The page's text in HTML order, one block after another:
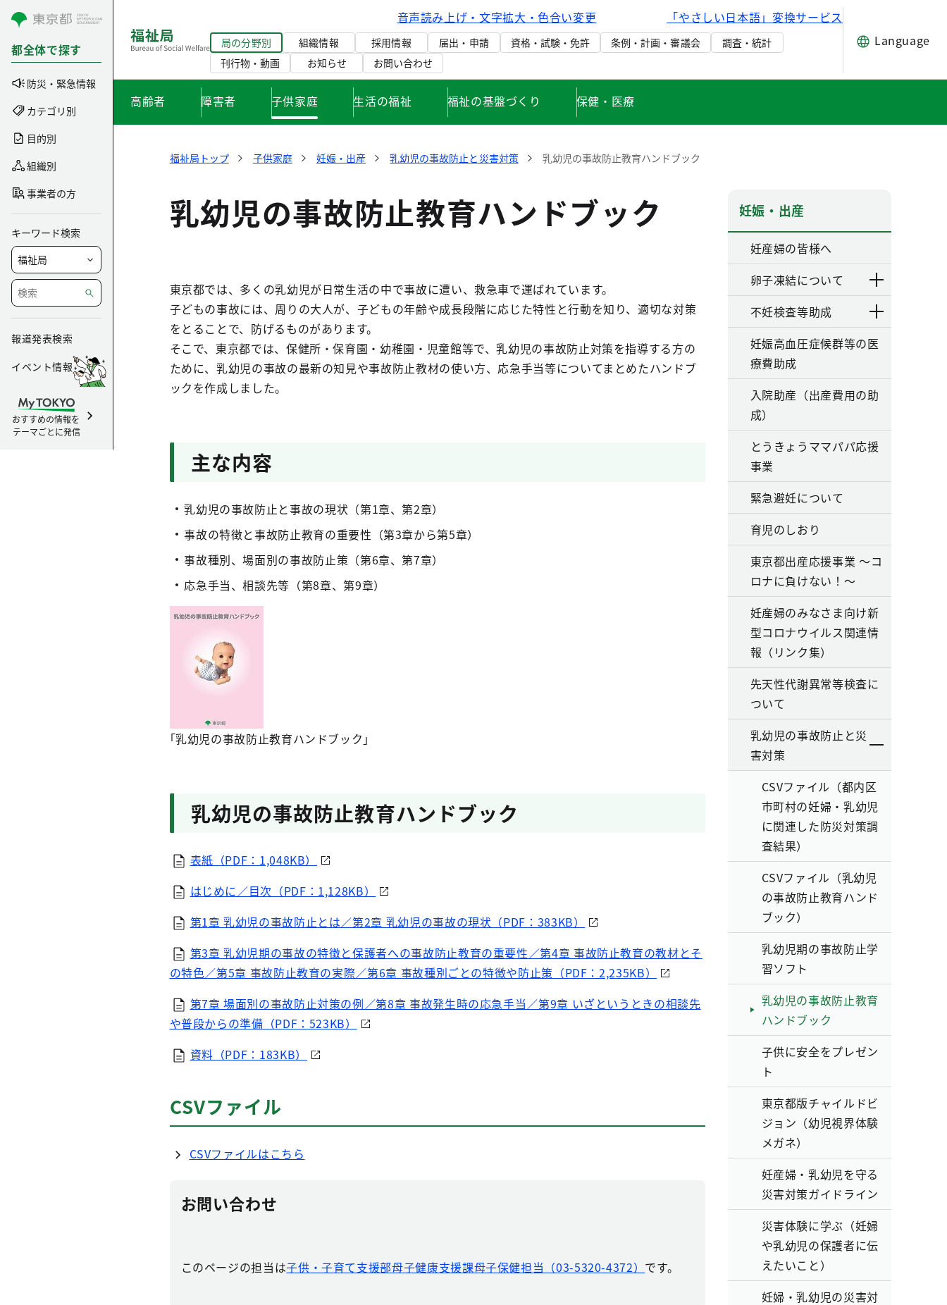
コンテンツにスキップ
都全体で探す
防災・緊急情報
カテゴリ別
目的別
組織別
事業者の方
キーワード検索
報道発表検索
イベント情報
おすすめの情報を
テーマごとに発信
音声読み上げ・文字拡大・色合い変更 「やさしい日本語」変換サービス
局の分野別 組織情報 採用情報 届出・申請 資格・試験・免許 条例・計画・審議会
調査・統計
刊行物・動画
お知らせ お問い合わせ
Language
高齢者 障害者 子供家庭 生活の福祉 福祉の基盤づくり 保健・医療
福祉局トップ 子供家庭 妊娠・出産 乳幼児の事故防止と災害対策 乳幼児の事故防止教育ハンドブック
乳幼児の事故防止教育ハンドブック
東京都では、多くの乳幼児が日常生活の中で事故に遭い、救急車で運ばれています。
子どもの事故には、周りの大人が、子どもの年齢や成長段階に応じた特性と行動を知り、適切な対策
をとることで、防げるものがあります。
そこで、東京都では、保健所・保育園・幼稚園・児童館等で、乳幼児の事故防止対策を指導する方の
ために、乳幼児の事故の最新の知見や事故防止教材の使い方、応急手当等についてまとめたハンドブ
ックを作成しました。
主な内容
乳幼児の事故防止と事故の現状（第1章、第2章）
事故の特徴と事故防止教育の重要性（第3章から第5章）
事故種別、場面別の事故防止策（第6章、第7章）
応急手当、相談先等（第8章、第9章）
｢乳幼児の事故防止教育ハンドブック｣
乳幼児の事故防止教育ハンドブック
表紙（PDF：1,048KB）
はじめに／目次（PDF：1,128KB）
第1章 乳幼児の事故防止とは／第2章 乳幼児の事故の現状（PDF：383KB）
第3章 乳幼児期の事故の特徴と保護者への事故防止教育の重要性／第4章 事故防止教育の教材とそ
の特色／第5章 事故防止教育の実際／第6章 事故種別ごとの特徴や防止策（PDF：2,235KB）
第7章 場面別の事故防止対策の例／第8章 事故発生時の応急手当／第9章 いざというときの相談先
や普段からの準備（PDF：523KB）
資料（PDF：183KB）
CSVファイル
CSVファイルはこちら
お問い合わせ
このページの担当は子供・子育て支援部母子健康支援課母子保健担当（03-5320-4372） です。
妊娠・出産
妊産婦の皆様へ
卵子凍結について
不妊検査等助成
妊娠高血圧症候群等の医
療費助成
入院助産（出産費用の助
成）
とうきょうママパパ応援
事業
緊急避妊について
育児のしおり
東京都出産応援事業 ～コ
ロナに負けない！～
妊産婦のみなさま向け新
型コロナウイルス関連情
報（リンク集）
先天性代謝異常等検査に
ついて
乳幼児の事故防止と災
害対策
CSVファイル（都内区
市町村の妊婦・乳幼児
に関連した防災対策調
査結果）
CSVファイル（乳幼児
の事故防止教育ハンド
ブック）
乳幼児期の事故防止学
習ソフト
乳幼児の事故防止教育
ハンドブック
子供に安全をプレゼン
ト
東京都版チャイルドビ
ジョン（幼児視界体験
メガネ）
妊産婦・乳幼児を守る
災害対策ガイドライン
災害体験に学ぶ（妊婦
や乳幼児の保護者に伝
えたいこと）
妊婦・乳幼児の災害対